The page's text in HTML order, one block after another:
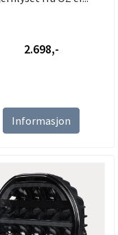
2.698,-
Informasjon